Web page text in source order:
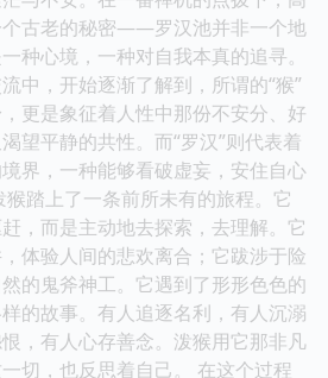
个古老的秘密——罗汉池并非一个地
种心境，一种对自我本真的追寻。
中，开始逐渐了解到，所谓的“猴”
更是象征着人性中那份不安分、好
望平静的共性。而“罗汉”则代表着
界，一种能够看破虚妄，安住自心
踏上了一条前所未有的旅程。它
，而是主动地去探索，去理解。它
体验人间的悲欢离合；它跋涉于险
的鬼斧神工。它遇到了形形色色的
的故事。有人追逐名利，有人沉溺
，有人心存善念。泼猴用它那非凡
切，也反思着自己。 在这个过程